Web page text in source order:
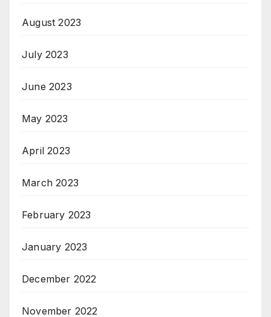
August 2023
July 2023
June 2023
May 2023
April 2023
March 2023
February 2023
January 2023
December 2022
November 2022